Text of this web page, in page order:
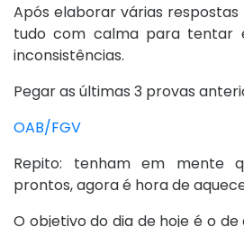
Após elaborar várias
tudo com calma para tentar
inconsistências.
Pegar as últimas 3 provas
OAB/FGV
Repito: tenham em mente
prontos, agora é hora de
O objetivo do dia de hoje é o